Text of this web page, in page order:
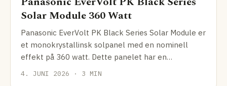
Solar Module 360 Watt
Panasonic EverVolt PK Black Series Solar Module er
et monokrystallinsk solpanel med en nominell
effekt på 360 watt. Dette panelet har en
effektivitet på
4. JUNI 2026 · 3 MIN